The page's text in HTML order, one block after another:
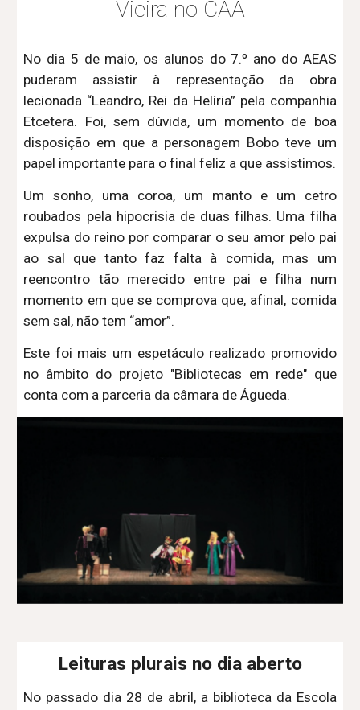
Vieira no CAA
No dia 5 de maio, os alunos do 7.º ano do AEAS
puderam assistir à representação da obra
lecionada “Leandro, Rei da Helíria” pela companhia
Etcetera. Foi, sem dúvida, um momento de boa
disposição em que a personagem Bobo teve um
papel importante para o final feliz a que assistimos.
Um sonho, uma coroa, um manto e um cetro
roubados pela hipocrisia de duas filhas. Uma filha
expulsa do reino por comparar o seu amor pelo pai
ao sal que tanto faz falta à comida, mas um
reencontro tão merecido entre pai e filha num
momento em que se comprova que, afinal, comida
sem sal, não tem “amor”.
Este foi mais um espetáculo realizado promovido
no âmbito do projeto "Bibliotecas em rede" que
conta com a parceria da câmara de Águeda.
Leituras plurais no dia aberto
No passado dia 28 de abril, a biblioteca da Escola